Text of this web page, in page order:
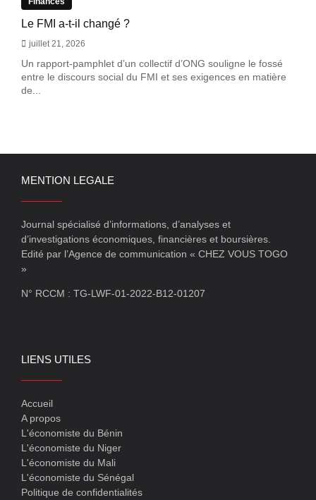
Le FMI a-t-il changé ?
juillet 21, 2026
Un rapport-pamphlet d’un collectif d’ONG souligne le fossé
entre le discours social du FMI et ses exigences en matière
de...
MENTION LEGALE
Journal spécialisé d’informations, d’analyses et
d’investigations économiques, financières et boursières.
Edité par l’Agence de communication « CHEZ VOUS TOGO
»
N° RCCM : TG-LWF-01-2022-B12-01207
LIENS UTILES
Accueil
A propos
L'économiste du Bénin
L'économiste du Niger
L'économiste du Mali
L'économiste du Sénégal
Politique de confidentialités